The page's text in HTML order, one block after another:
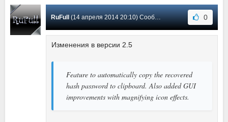
RuFull(14 апреля 2014 20:10) Сообщение #11 0
Изменения в версии 2.5
Feature to automatically copy the recovered
hash password to clipboard. Also added GUI
improvements with magnifying icon effects.